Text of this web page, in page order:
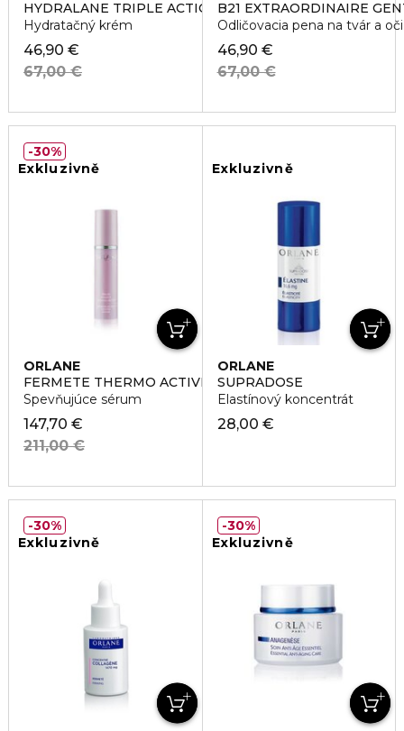
HYDRALANE TRIPLE ACTION
Hydratačný krém
46,90 €
67,00 €
B21 EXTRAORDINAIRE
Odličovacia pena na tvár a oči
46,90 €
67,00 €
Exkluzivně
ORLANE
FERMETE THERMO ACTIVE SERUM
Spevňujúce sérum
147,70 €
211,00 €
30%
Exkluzivně
ORLANE
SUPRADOSE
Elastínový koncentrát
28,00 €
Exkluzivně
30%
Exkluzivně
30%